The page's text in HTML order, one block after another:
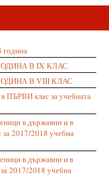
година
В IX КЛАС
В VIII КЛАС
ПЪРВИ клас за учебната
в държавни и в
2017/2018 учебна
в държавни и в
2017/2018 учебна